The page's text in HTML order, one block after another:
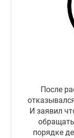
После
И заявил
порядке